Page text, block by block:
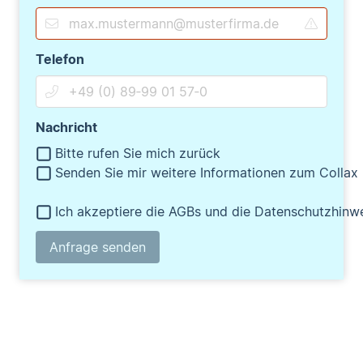
Telefon
Nachricht
Bitte rufen Sie mich zurück
Senden Sie mir weitere Informationen zum
Ich akzeptiere die AGBs und die
Anfrage senden